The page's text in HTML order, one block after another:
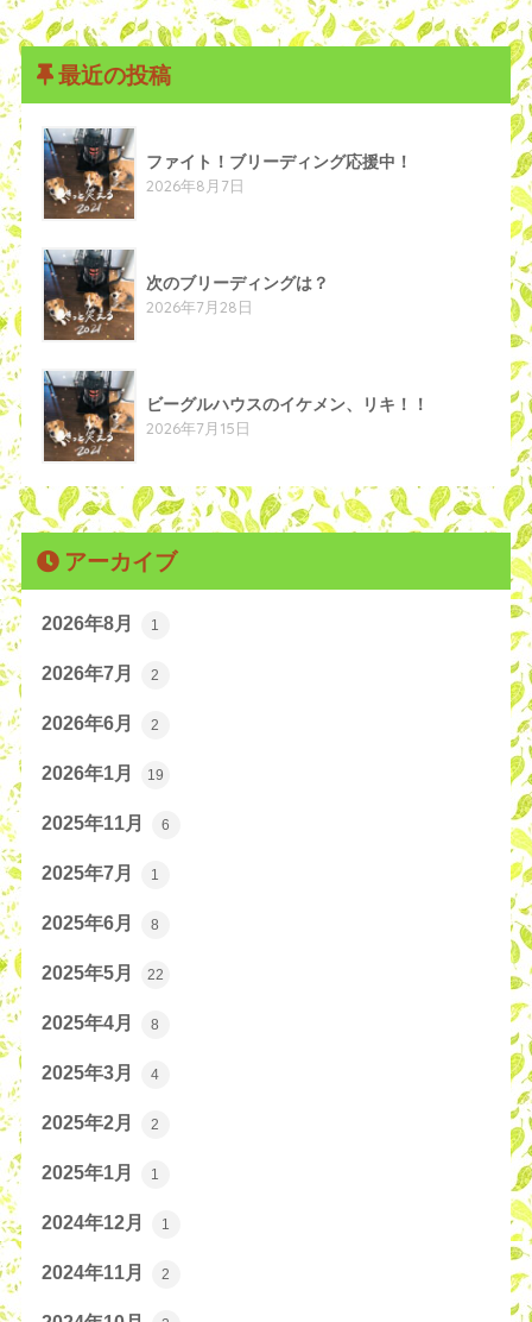
最近の投稿
ファイト！ブリーディング応援中！
2026年8月7日
次のブリーディングは？
2026年7月28日
ビーグルハウスのイケメン、リキ！！
2026年7月15日
アーカイブ
2026年8月 1
2026年7月 2
2026年6月 2
2026年1月 19
2025年11月 6
2025年7月 1
2025年6月 8
2025年5月 22
2025年4月 8
2025年3月 4
2025年2月 2
2025年1月 1
2024年12月 1
2024年11月 2